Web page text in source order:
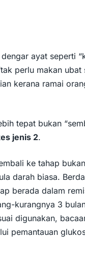
ayat seperti
perlu makan
kerana ramai
tepat bukan
jenis 2.
ke tahap
darah biasa.
berada dalam
kurangnya 3
digunakan,
pemantauan